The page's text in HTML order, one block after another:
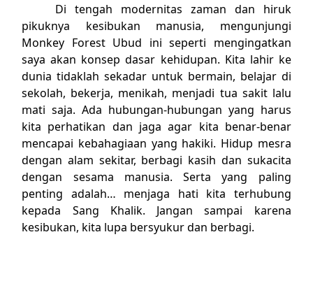
Di tengah modernitas zaman dan hiruk
pikuknya kesibukan manusia, mengunjungi
Monkey Forest Ubud ini seperti mengingatkan
saya akan konsep dasar kehidupan. Kita lahir ke
dunia tidaklah sekadar untuk bermain, belajar di
sekolah, bekerja, menikah, menjadi tua sakit lalu
mati saja. Ada hubungan-hubungan yang harus
kita perhatikan dan jaga agar kita benar-benar
mencapai kebahagiaan yang hakiki. Hidup mesra
dengan alam sekitar, berbagi kasih dan sukacita
dengan sesama manusia. Serta yang paling
penting adalah… menjaga hati kita terhubung
kepada Sang Khalik. Jangan sampai karena
kesibukan, kita lupa bersyukur dan berbagi.